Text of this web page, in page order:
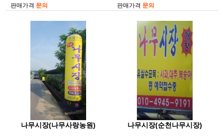
판매가격 문의
판매가격 문의
나무시장(나무사랑농원) 나무시장(순천나무시장)